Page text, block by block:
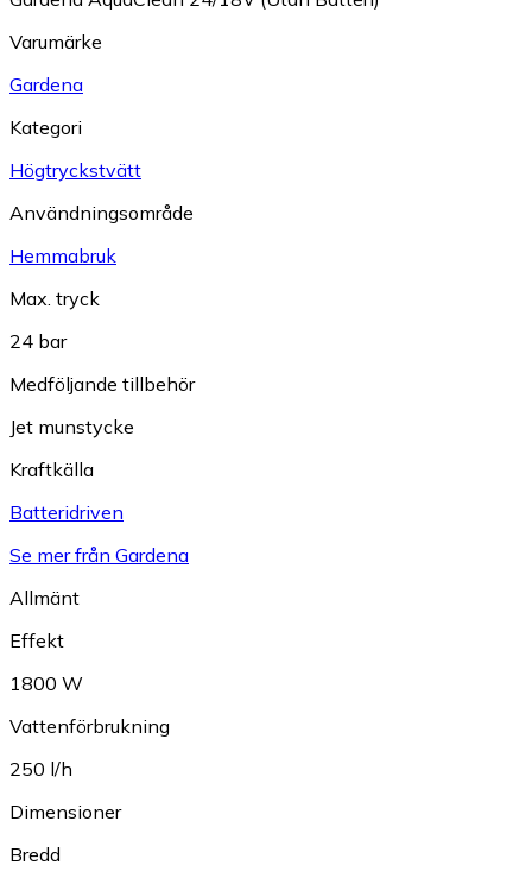
Varumärke
Gardena
Kategori
Högtryckstvätt
Användningsområde
Hemmabruk
Max. tryck
24 bar
Medföljande tillbehör
Jet munstycke
Kraftkälla
Batteridriven
Se mer från Gardena
Allmänt
Effekt
1800 W
Vattenförbrukning
250 l/h
Dimensioner
Bredd